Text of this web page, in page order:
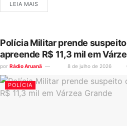
LEIA MAIS
Polícia Militar prende
apreende R$ 11,3 mil em
por Rádio Aruanã 8 de julho de 2026
POLÍCIA